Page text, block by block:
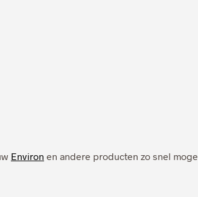
Environ en andere producten zo snel